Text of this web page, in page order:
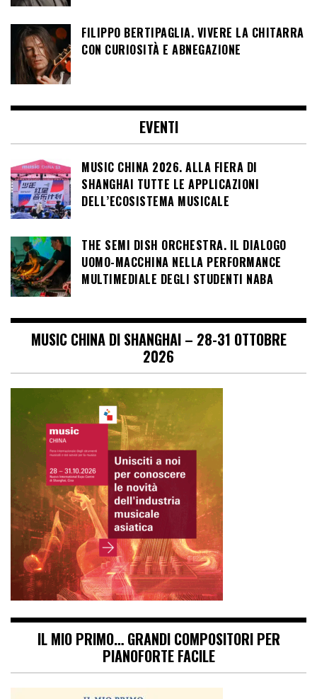
FILIPPO BERTIPAGLIA. VIVERE LA CHITARRA
CON CURIOSITÀ E ABNEGAZIONE
EVENTI
MUSIC CHINA 2026. ALLA FIERA DI
SHANGHAI TUTTE LE APPLICAZIONI
DELL’ECOSISTEMA MUSICALE
THE SEMI DISH ORCHESTRA. IL DIALOGO
UOMO-MACCHINA NELLA PERFORMANCE
MULTIMEDIALE DEGLI STUDENTI NABA
MUSIC CHINA DI SHANGHAI – 28-31 OTTOBRE
2026
IL MIO PRIMO… GRANDI COMPOSITORI PER
PIANOFORTE FACILE